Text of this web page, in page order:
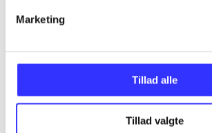
Marketing
Tillad alle
Tillad valgte
...
...
...